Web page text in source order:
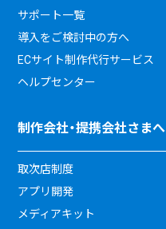
サポート一覧
導入をご検討中の方へ
ECサイト制作代行サービス
ヘルプセンター
制作会社・提携会社さまへ
取次店制度
アプリ開発
メディアキット